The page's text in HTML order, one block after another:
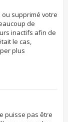
ou supprimé votre
de
inactifs afin de
le cas,
plus
puisse pas être